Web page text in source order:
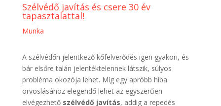
Szélvédő javítás és csere 30 év
tapasztalattal!
Munka
A szélvédőn jelentkező kőfelverődés igen gyakori, és
bár elsőre talán jelentéktelennek látszik, súlyos
probléma okozója lehet. Míg egy apróbb hiba
orvoslásához elegendő lehet az egyszerűen
elvégezhető szélvédő javítás, addig a repedés